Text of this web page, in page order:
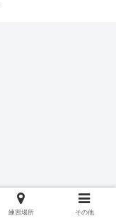
練習場所 その他